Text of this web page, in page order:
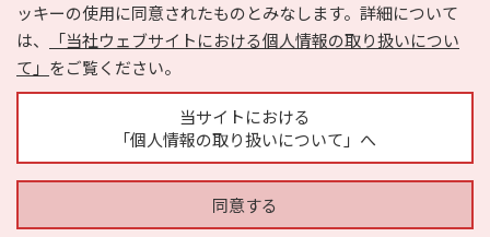
ッキーの使用に同意されたものとみなします。詳細について
は、
「当社ウェブサイトにおける個人情報の取り扱いについ
て」 をご覧ください。
当サイトにおける
「個人情報の取り扱いについて」へ
同意する
Copyright © HYOJITO.Co.,Ltd. All Rights Reserved.